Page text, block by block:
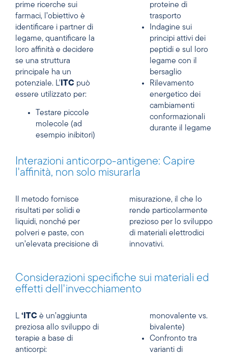
prime ricerche sui
farmaci, l’obiettivo è
identificare i partner di
legame, quantificare la
loro affinità e decidere
se una struttura
principale ha un
potenziale. L’ ITC può
essere utilizzato per:
Testare piccole
molecole (ad
esempio inibitori)
proteine di
trasporto
Indagine sui
principi attivi dei
peptidi e sul loro
legame con il
bersaglio
Rilevamento
energetico dei
cambiamenti
conformazionali
durante il legame
Interazioni anticorpo-antigene: Capire
l'affinità, non solo misurarla
Il metodo fornisce
risultati per solidi e
liquidi, nonché per
polveri e paste, con
un’elevata precisione di
misurazione, il che lo
rende particolarmente
prezioso per lo sviluppo
di materiali elettrodici
innovativi.
Considerazioni specifiche sui materiali ed
effetti dell'invecchiamento
L ‘ITC è un’aggiunta
preziosa allo sviluppo di
terapie a base di
anticorpi:
monovalente vs.
bivalente)
Confronto tra
varianti di